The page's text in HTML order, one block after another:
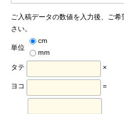
ご入稿データの数値を入力後、ご
さい。
単位
cm
mm
タテ
×
ヨコ =